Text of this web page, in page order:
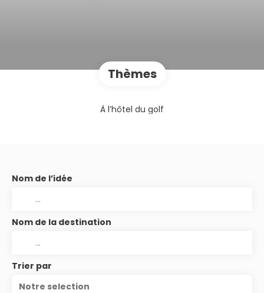
Thèmes
À l’hôtel du golf
Nom de l’idée
Nom de la destination
Trier par
Notre selection